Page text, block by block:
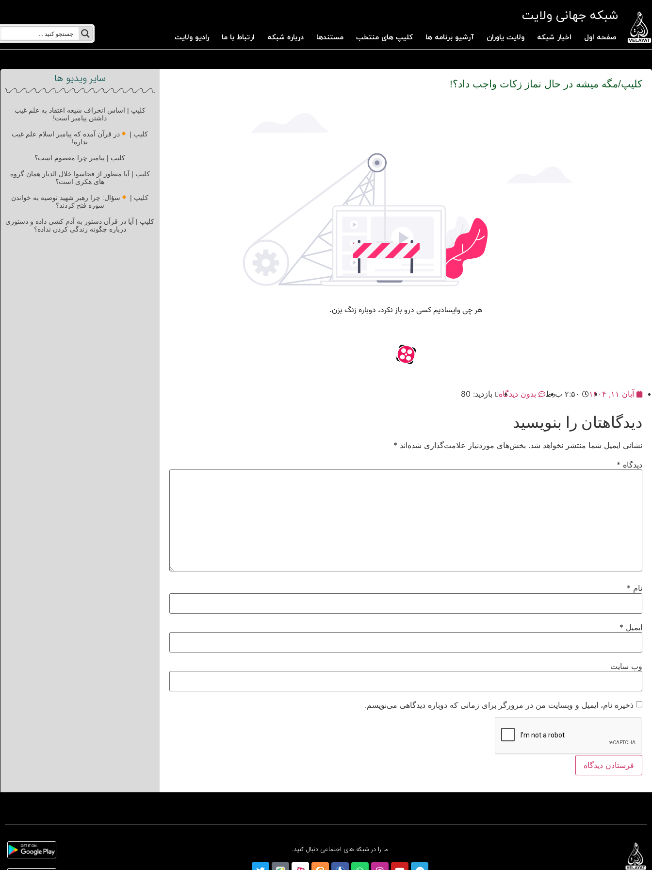
شبکه جهانی ولایت
صفحه اول اخبار شبکه ولایت یاوران آرشیو برنامه ها کلیپ های منتخب مستندها درباره شبکه ارتباط با ما رادیو ولایت
کلیپ/مگه میشه در حال نماز زکات واجب داد؟!
آبان ۱۱, ۱۴۰۴ ۲:۵۰ ب٫ظ بدون دیدگاه بازدید: 80
دیدگاهتان را بنویسید
نشانی ایمیل شما منتشر نخواهد شد. بخش‌های موردنیاز علامت‌گذاری شده‌اند *
دیدگاه *
نام *
ایمیل *
وب‌ سایت
ذخیره نام، ایمیل و وبسایت من در مرورگر برای زمانی که دوباره دیدگاهی می‌نویسم.
سایر ویدیو ها
کلیپ | اساس انحراف شیعه اعتقاد به علم غیب
داشتن پیامبر است!
کلیپ |
در قرآن آمده که پیامبر اسلام علم غیب
نداره!
کلیپ | پیامبر چرا معصوم است؟
کلیپ | آیا منظور از فجاسوا خلال الدیار همان گروه
های هکری است؟
کلیپ |
سؤال: چرا رهبر شهید توصیه به خواندن
سوره فتح کردند؟
کلیپ | آیا در قرآن دستور به آدم کشی داده و دستوری
درباره چگونه زندگی کردن نداده؟
ما را در شبکه های اجتماعی دنبال کنید.